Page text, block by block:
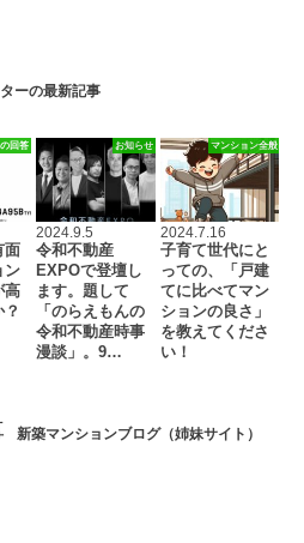
ーの最新記事
回答
面
ン
高
お知らせ
2024.9.5
令和不動産
EXPOで登壇し
ます。題して
「のらえもんの
令和不動産時事
漫談」。9…
マンション全般
2024.7.16
子育て世代にと
っての、「戸建
てに比べてマン
ションの良さ」
を教えてくださ
い！
新築マンションブログ（姉妹サイト）